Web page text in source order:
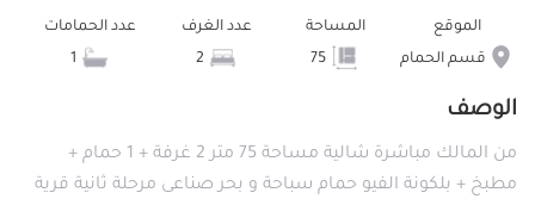
الموقع
قسم الحمام
المساحة
عدد الغرف
عدد الحمامات
الوصف
من المالك مباشرة شالية مساحة 75 متر 2 غرفة + 1 حمام +
مطبخ + بلكونة الفيو حمام سباحة و بحر صناعى مرحلة ثانية قرية